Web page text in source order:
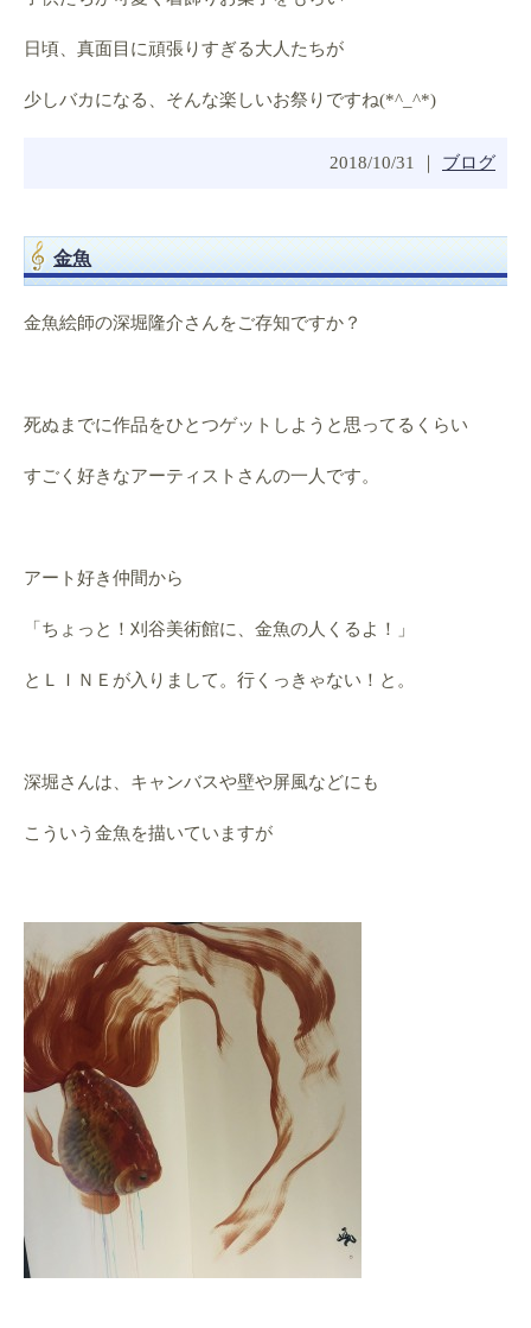
日頃、真面目に頑張りすぎる大人たちが
少しバカになる、そんな楽しいお祭りですね(*^_^*)
2018/10/31 ｜ ブログ
金魚
金魚絵師の深堀隆介さんをご存知ですか？
死ぬまでに作品をひとつゲットしようと思ってるくらい
すごく好きなアーティストさんの一人です。
アート好き仲間から
「ちょっと！刈谷美術館に、金魚の人くるよ！」
とＬＩＮＥが入りまして。行くっきゃない！と。
深堀さんは、キャンバスや壁や屏風などにも
こういう金魚を描いていますが